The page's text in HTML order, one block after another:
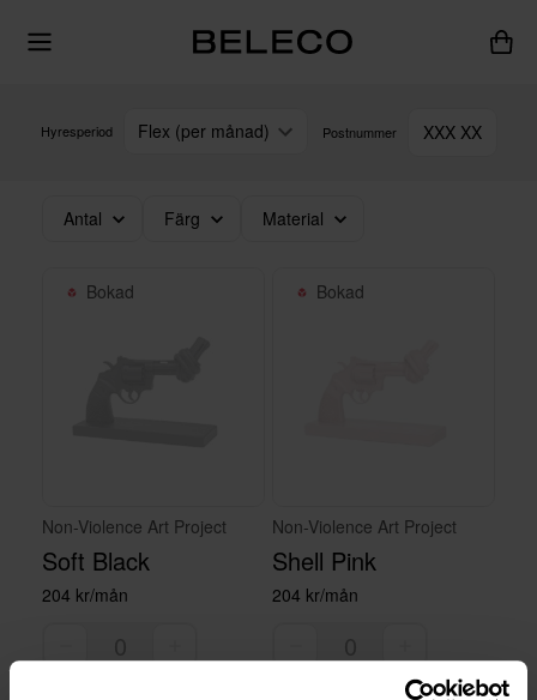
Hyresperiod Flex (per månad) Postnummer XXX XX
Antal Färg Material
Bokad
Non-Violence Art Project
Soft Black
204 kr/mån
Bokad
Non-Violence Art Project
Shell Pink
204 kr/mån